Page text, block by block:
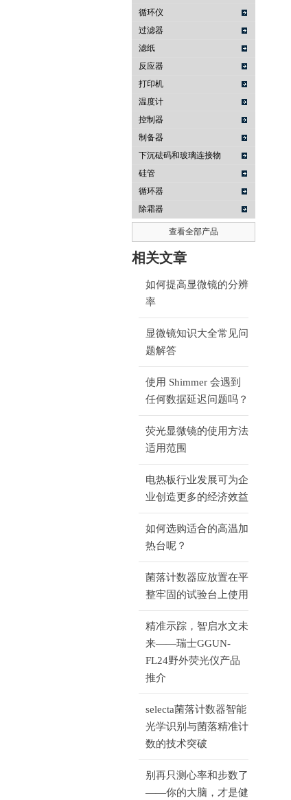
循环仪
过滤器
滤纸
反应器
打印机
温度计
控制器
制备器
下沉砝码和玻璃连接物
硅管
循环器
除霜器
查看全部产品
相关文章
如何提高显微镜的分辨
率
显微镜知识大全常见问
题解答
使用 Shimmer 会遇到
任何数据延迟问题吗？
荧光显微镜的使用方法
适用范围
电热板行业发展可为企
业创造更多的经济效益
如何选购适合的高温加
热台呢？
菌落计数器应放置在平
整牢固的试验台上使用
精准示踪，智启水文未
来——瑞士GGUN-
FL24野外荧光仪产品
推介
selecta菌落计数器智能
光学识别与菌落精准计
数的技术突破
别再只测心率和步数了
——你的大脑，才是健